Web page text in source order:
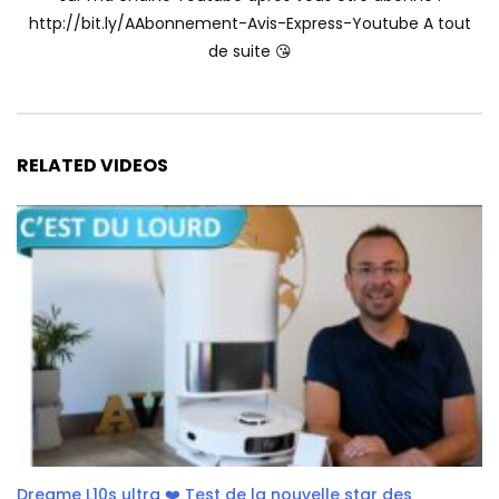
http://bit.ly/AAbonnement-Avis-Express-Youtube A tout
de suite 😘
RELATED VIDEOS